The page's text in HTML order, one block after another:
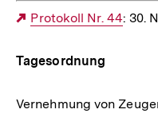
Externer
Protokoll Nr. 44: 30.
Tagesordnung
Vernehmung von